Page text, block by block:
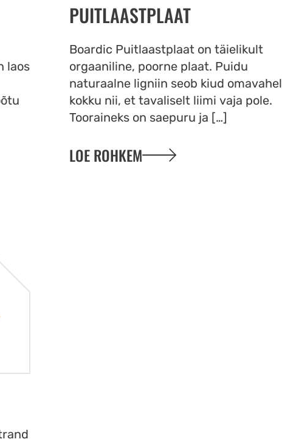
laos
PUITLAASTPLAAT
Boardic Puitlaastplaat on täielikult
orgaaniline, poorne plaat. Puidu
naturaalne ligniin seob kiud omavahel
kokku nii, et tavaliselt liimi vaja pole.
Tooraineks on saepuru ja […]
LOE ROHKEM